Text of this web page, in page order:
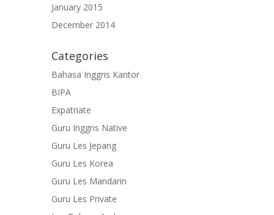
January 2015
December 2014
Categories
Bahasa Inggris Kantor
BIPA
Expatriate
Guru Inggris Native
Guru Les Jepang
Guru Les Korea
Guru Les Mandarin
Guru Les Private